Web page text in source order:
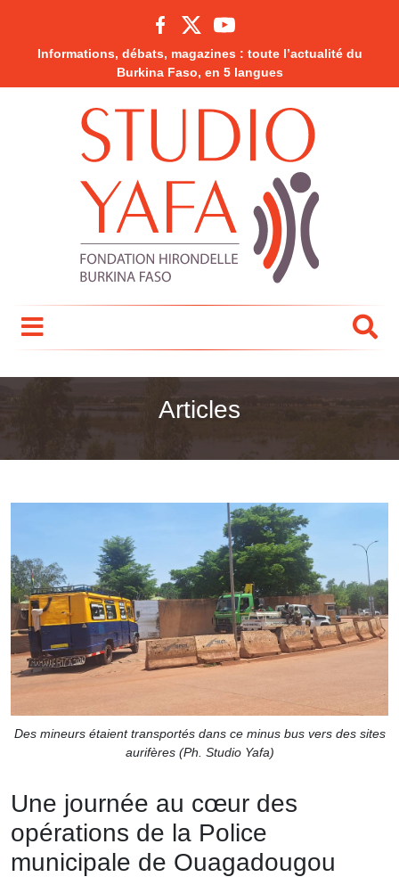
Informations, débats, magazines : toute l’actualité du
Burkina Faso, en 5 langues
Articles
Des mineurs étaient transportés dans ce minus bus vers des sites
aurifères (Ph. Studio Yafa)
Une journée au cœur des
opérations de la Police
municipale de Ouagadougou